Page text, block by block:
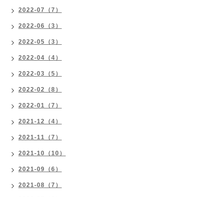
2022-07（7）
2022-06（3）
2022-05（3）
2022-04（4）
2022-03（5）
2022-02（8）
2022-01（7）
2021-12（4）
2021-11（7）
2021-10（10）
2021-09（6）
2021-08（7）